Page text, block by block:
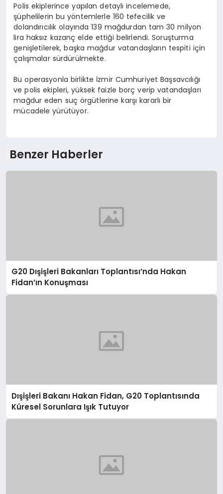
Polis ekiplerince yapılan detaylı incelemede,
şüphelilerin bu yöntemlerle 160 tefecilik ve
dolandırıcılık olayında 139 mağdurdan tam 30 milyon
lira haksız kazanç elde ettiği belirlendi. Soruşturma
genişletilerek, başka mağdur vatandaşların tespiti için
çalışmalar sürdürülmekte.
Bu operasyonla birlikte İzmir Cumhuriyet Başsavcılığı
ve polis ekipleri, yüksek faizle borç verip vatandaşları
mağdur eden suç örgütlerine karşı kararlı bir
mücadele yürütüyor.
Benzer Haberler
G20 Dışişleri Bakanları Toplantısı’nda Hakan
Fidan’ın Konuşması
Dışişleri Bakanı Hakan Fidan, G20 Toplantısında
Küresel Sorunlara Işık Tutuyor